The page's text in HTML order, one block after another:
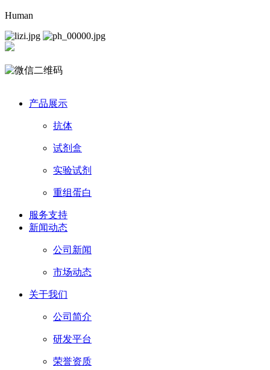
Human
产品展示
抗体
试剂盒
实验试剂
重组蛋白
服务支持
新闻动态
公司新闻
市场动态
关于我们
公司简介
研发平台
荣誉资质